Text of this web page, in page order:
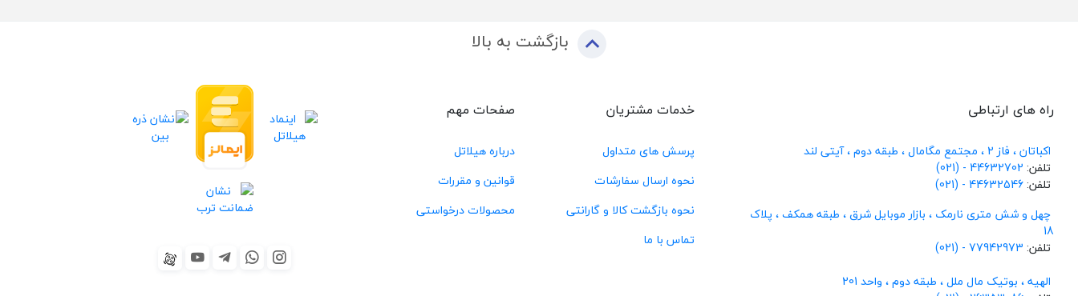
بازگشت به بالا
راه های ارتباطی
اکباتان ، فاز 2 ، مجتمع مگامال ، طبقه دوم ، آیتی لند
تلفن: 44632702 - (021)
تلفن:44632546 - (021)
چهل و شش متری نارمک ، بازار موبایل شرق ، طبقه همکف ، پلاک
18
تلفن: 77942973 - (021)
الهیه ، بوتیک مال ملل ، طبقه دوم ، واحد 201
خدمات مشتریان
پرسش های متداول
نحوه ارسال سفارشات
نحوه بازگشت کالا و گارانتی
تماس با ما
صفحات مهم
درباره هیلاتل
قوانین و مقررات
محصولات درخواستی